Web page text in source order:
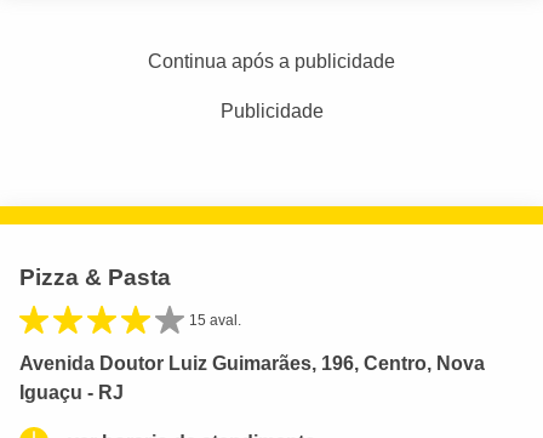
Continua após a publicidade
Publicidade
Pizza & Pasta
15 aval.
Avenida Doutor Luiz Guimarães, 196, Centro, Nova
Iguaçu - RJ